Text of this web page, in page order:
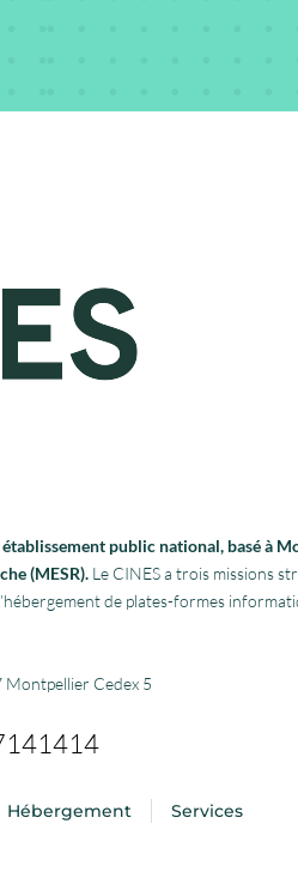
public national, basé à
(MESR). Le CINES a trois missions
de plates-formes
Montpellier Cedex 5
Hébergement Services